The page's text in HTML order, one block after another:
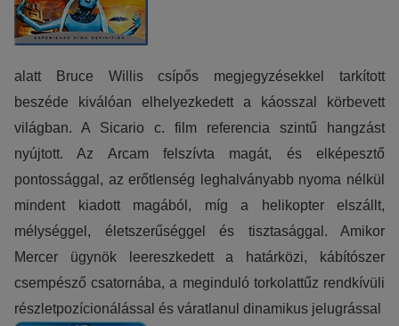
alatt Bruce Willis csípős megjegyzésekkel tarkított
beszéde kiválóan elhelyezkedett a káosszal körbevett
világban. A Sicario c. film referencia szintű hangzást
nyújtott. Az Arcam felszívta magát, és elképesztő
pontossággal, az erőtlenség leghalványabb nyoma nélkül
mindent kiadott magából, míg a helikopter elszállt,
mélységgel, életszerűséggel és tisztasággal. Amikor
Mercer ügynök leereszkedett a határközi, kábítószer
csempésző csatornába, a meginduló torkolattűz rendkívüli
részletpozícionálással és váratlanul dinamikus jelugrással